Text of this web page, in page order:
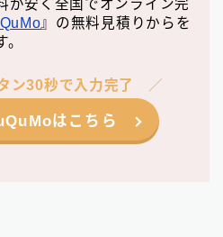
が安く全国でオンライン完
』の無料見積りからを
ン30秒で入力完了
はこちら